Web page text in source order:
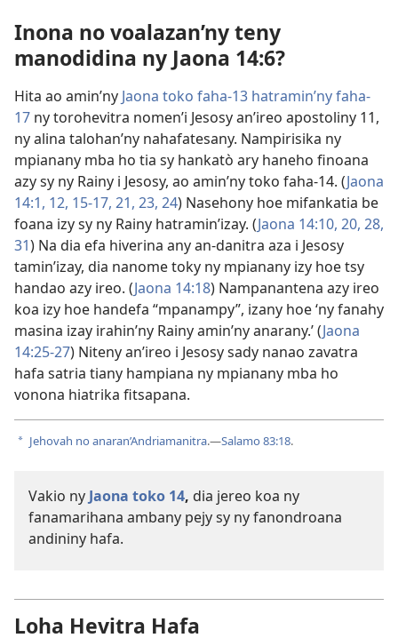
Inona no voalazan’ny teny
manodidina ny Jaona 14:6?
Hita ao amin’ny Jaona toko faha-​13 hatramin’ny faha-​
17 ny torohevitra nomen’i Jesosy an’ireo apostoliny 11,
ny alina talohan’ny nahafatesany. Nampirisika ny
mpianany mba ho tia sy hankatò ary haneho finoana
azy sy ny Rainy i Jesosy, ao amin’ny toko faha-14. (Jaona
14:1, 12, 15-17, 21, 23, 24) Nasehony hoe mifankatia be
foana izy sy ny Rainy hatramin’izay. (Jaona 14:10, 20, 28,
31) Na dia efa hiverina any an-danitra aza i Jesosy
tamin’izay, dia nanome toky ny mpianany izy hoe tsy
handao azy ireo. (Jaona 14:18) Nampanantena azy ireo
koa izy hoe handefa “mpanampy”, izany hoe ‘ny fanahy
masina izay irahin’ny Rainy amin’ny anarany.’ (Jaona
14:25-27) Niteny an’ireo i Jesosy sady nanao zavatra
hafa satria tiany hampiana ny mpianany mba ho
vonona hiatrika fitsapana.
a Jehovah no anaran’Andriamanitra.—Salamo 83:18.
Vakio ny Jaona toko 14, dia jereo koa ny
fanamarihana ambany pejy sy ny fanondroana
andininy hafa.
Loha Hevitra Hafa